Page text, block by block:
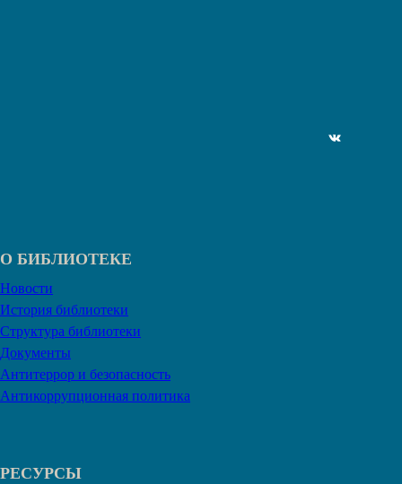
ВКонтакте
О БИБЛИОТЕКЕ
Новости
История библиотеки
Структура библиотеки
Документы
Антитеррор и безопасность
Антикоррупционная политика
РЕСУРСЫ